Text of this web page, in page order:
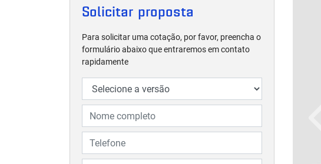
Solicitar proposta
Para solicitar uma cotação, por favor, preencha o
formulário abaixo que entraremos em contato
rapidamente